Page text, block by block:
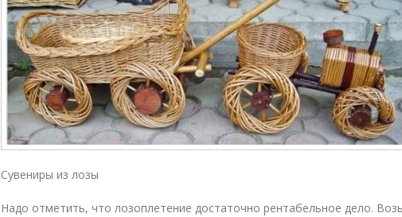
Сувениры из лозы
Надо отметить, что лозоплетение достаточно рентабельное дело.